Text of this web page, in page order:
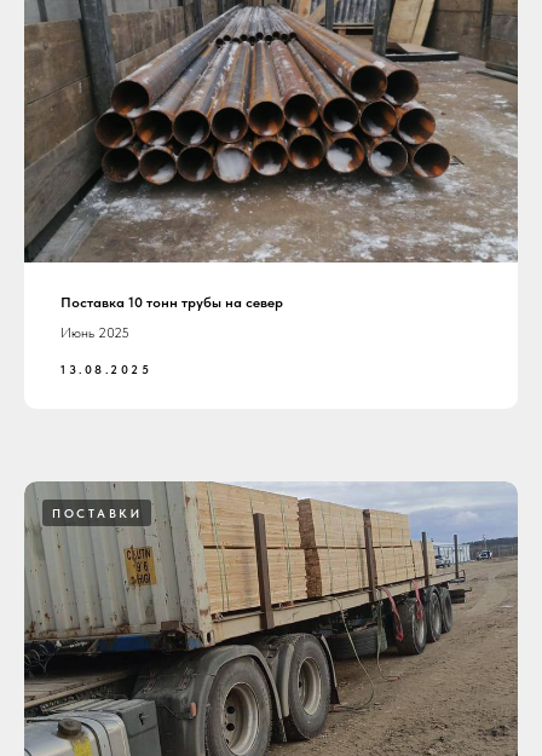
Поставка 10 тонн трубы на север
Июнь 2025
13.08.2025
ПОСТАВКИ